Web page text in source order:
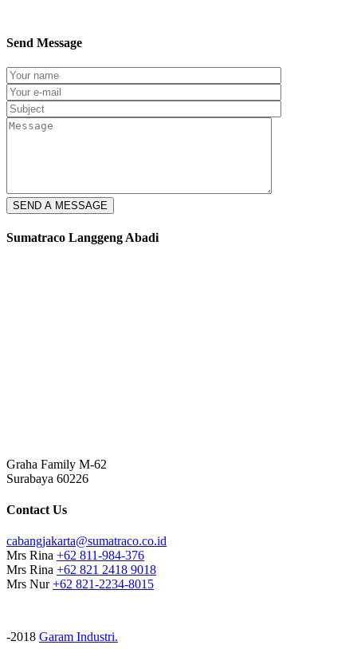
Send Message
Sumatraco Langgeng Abadi
Graha Family M-62
Surabaya 60226
Contact Us
cabangjakarta@sumatraco.co.id
Mrs Rina +62 811-984-376
Mrs Rina +62 821 2418 9018
Mrs Nur+62 821-2234-8015
-2018 Garam Industri.